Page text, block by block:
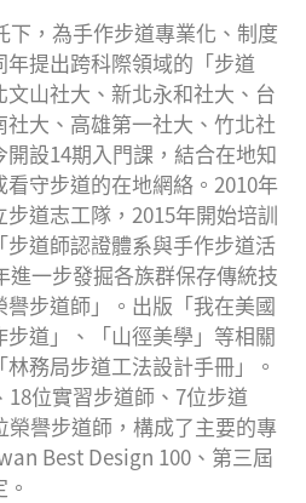
下，為手作步道專業化、制度
提出跨科際領域的「步道
山社大、新北永和社大、台
大、高雄第一社大、竹北社
設14期入門課，結合在地知
守步道的在地網絡。2010年
道志工隊，2015年開始培訓
道師認證體系與手作步道活
進一步發掘各族群保存傳統技
步道師」。出版「我在美國
道」、「山徑美學」等相關
務局步道工法設計手冊」。
位實習步道師、7位步道
榮譽步道師，構成了主要的專
Best Design 100、第三屆